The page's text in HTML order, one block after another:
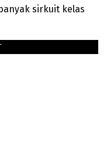
sirkuit kelas